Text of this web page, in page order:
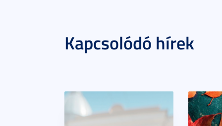
Kapcsolódó hírek